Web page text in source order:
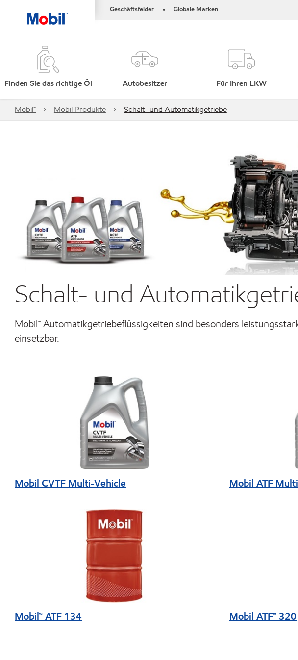
Geschäftsfelder • Globale Marken
Finden Sie das richtige Öl Autobesitzer Für Ihren LKW
Mobil™ Mobil Produkte Schalt- und Automatikgetriebe
Schalt- und
Mobil™ Automatikgetriebeflüssigkeiten sind besonders
einsetzbar.
Mobil CVTF Multi-Vehicle Mobil ATF
Mobil™ ATF 134 Mobil ATF™ 320